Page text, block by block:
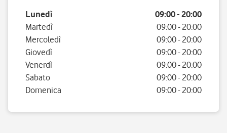
Giorno della settimana
Lunedì 09:00- 20:00
Martedì
09:00- 20:00
Mercoledì
09:00- 20:00
Giovedì
09:00- 20:00
Venerdì
09:00- 20:00
Sabato
09:00- 20:00
Domenica
09:00- 20:00